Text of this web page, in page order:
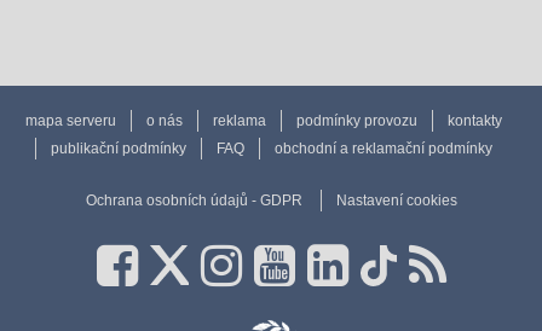
mapa serveru o nás reklama podmínky provozu
kontakty
publikační podmínky
FAQ obchodní a reklamační podmínky
Ochrana osobních údajů - GDPR Nastavení cookies